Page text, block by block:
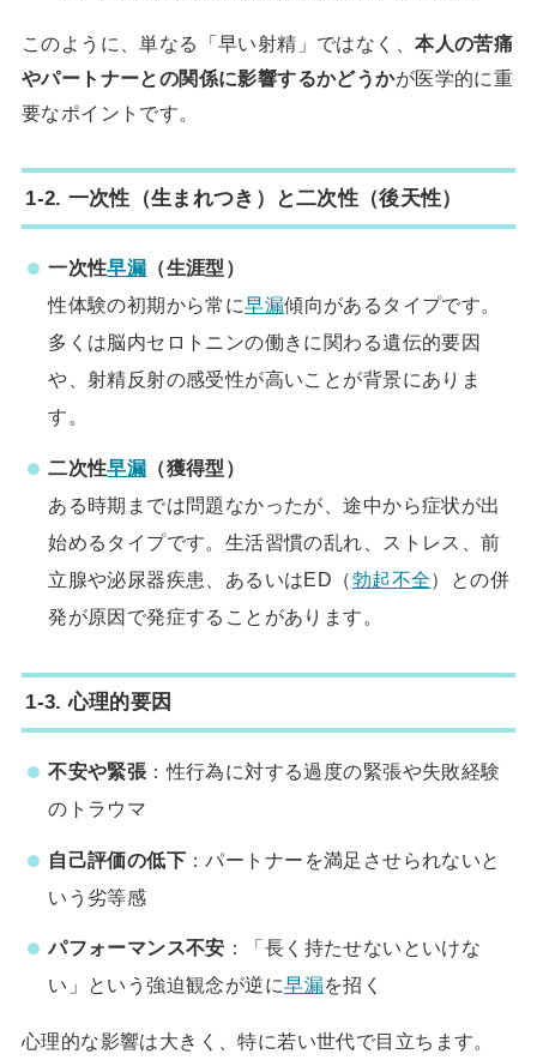
このように、単なる「早い射精」ではなく、本人の苦痛
やパートナーとの関係に影響するかどうかが医学的に重
要なポイントです。
1-2. 一次性（生まれつき）と二次性（後天性）
一次性早漏 （生涯型）
性体験の初期から常に早漏傾向があるタイプです。
多くは脳内セロトニンの働きに関わる遺伝的要因
や、射精反射の感受性が高いことが背景にありま
す。
二次性早漏 （獲得型）
ある時期までは問題なかったが、途中から症状が出
始めるタイプです。生活習慣の乱れ、ストレス、前
立腺や泌尿器疾患、あるいはED（勃起不全）との併
発が原因で発症することがあります。
1-3. 心理的要因
不安や緊張 ：性行為に対する過度の緊張や失敗経験
のトラウマ
自己評価の低下 ：パートナーを満足させられないと
いう劣等感
パフォーマンス不安 ：「長く持たせないといけな
い」という強迫観念が逆に早漏を招く
心理的な影響は大きく、特に若い世代で目立ちます。